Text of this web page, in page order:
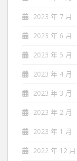
2023 年 7 月
2023 年 6 月
2023 年 5 月
2023 年 4 月
2023 年 3 月
2023 年 2 月
2023 年 1 月
2022 年 12 月